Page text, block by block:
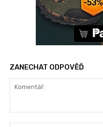
ZANECHAT ODPOVĚĎ